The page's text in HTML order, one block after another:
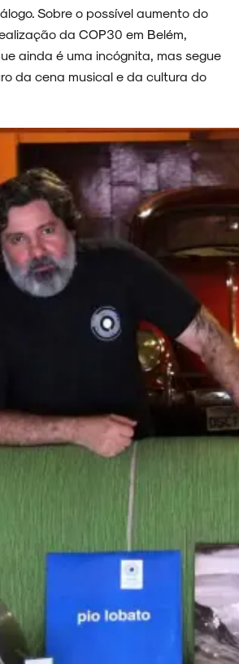
Sobre o possível aumento do
da COP30 em Belém,
ainda é uma incógnita, mas segue
da cena musical e da cultura do